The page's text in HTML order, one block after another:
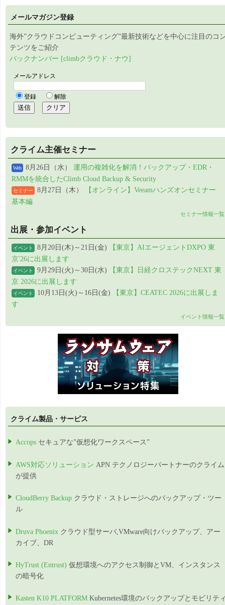
メールマガジン登録
海外”クラウドコンピューティング”最新技術などを中心に注目のコ
テンツをご紹介
バックナンバー [climbクラウド・ナウ]
クライム主催セミナー
Web 8月26日（水） 運用の複雑化を解消！バックアップ・EDR・
RMMを統合したClimb Cloud Backup & Security
セミナー 8月27日（木）
【オンライン】Veeamハンズオンセミナー
基本編
セミナー情報一覧
出展・参加イベント
イベント 8月20日(木)～21日(金)
【東京】AIエージェントDXPO 東
京'26に出展します
イベント 9月29日(火)～30日(水)
【東京】日経クロステックNEXT 東
京 2026に出展します
イベント 10月13日(火)～16日(金)
【東京】CEATEC 2026に出展しま
す
イベント情報一覧
クライム製品・サービス
Accops セキュアな”仮想化ワークスペース”
AWS対応ソリューション APN テクノロジーパートナーのクライム
が提供
CloudBerry Backup クラウド・ストレージへのバックアップ・ツー
ル
Druva Phoenix クラウド型サーバ,VMware向けバックアップ、アー
カイブ、DR
HyTrust (Entrust) 仮想環境へのアクセス制御とVM、インスタンス
の暗号化
Kasten K10 PLATFORM Kubernetes環境のバックアップとモビリテ